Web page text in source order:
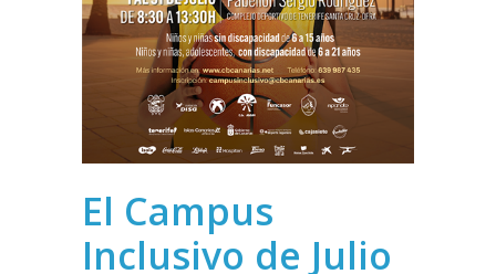
El Campus
Inclusivo de Julio